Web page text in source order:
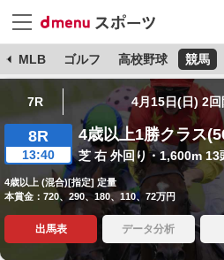
MLB ゴルフ 高校野球 競馬
7R 4月15日(日) 2回
8R
13:40
4歳以上1勝クラス
芝 右 外回り・1,600m 13
4歳以上 (混合)[指定] 定量
本賞金：720、290、180、110、72万円
出馬表 データ分析